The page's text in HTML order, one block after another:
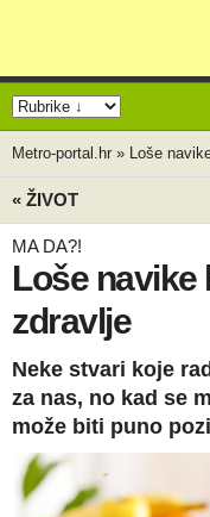
Metro-portal.hr » Loše
« ŽIVOT
MA DA?!
Loše navike
zdravlje
Neke stvari koje
za nas, no kad se
može biti puno